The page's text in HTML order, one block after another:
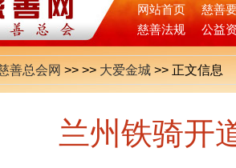
网站首页
慈善
慈善法规
公益
善总会网 >> >> 大爱金城 >> 正文信息
兰州铁骑开